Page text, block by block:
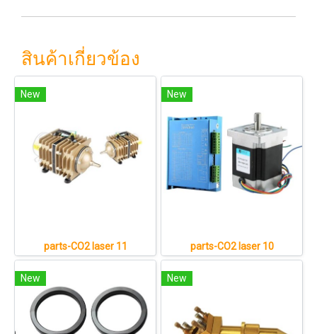
สินค้าเกี่ยวข้อง
New
parts-CO2 laser 11
New
parts-CO2 laser 10
New New